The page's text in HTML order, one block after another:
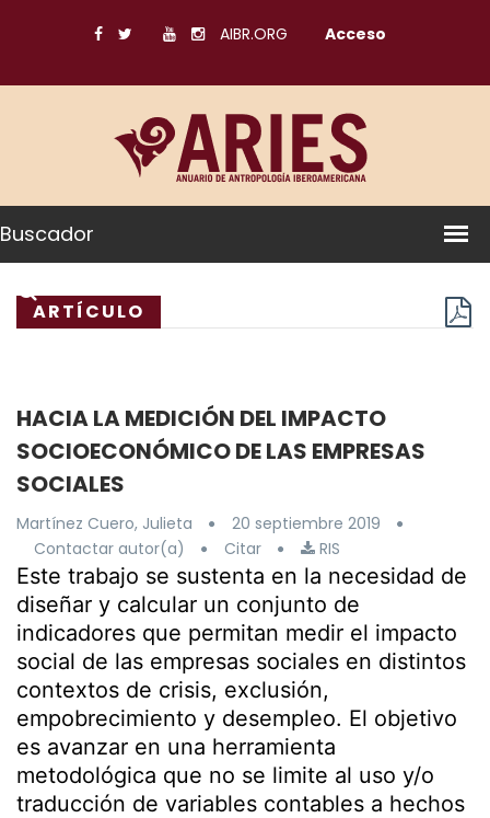
AIBR.ORG Acceso
Buscador
ARTÍCULO
HACIA LA MEDICIÓN DEL IMPACTO
SOCIOECONÓMICO DE LAS EMPRESAS
SOCIALES
Martínez Cuero, Julieta
20 septiembre 2019
Contactar autor(a)
Citar RIS
Este trabajo se sustenta en la necesidad de
diseñar y calcular un conjunto de
indicadores que permitan medir el impacto
social de las empresas sociales en distintos
contextos de crisis, exclusión,
empobrecimiento y desempleo. El objetivo
es avanzar en una herramienta
metodológica que no se limite al uso y/o
traducción de variables contables a hechos